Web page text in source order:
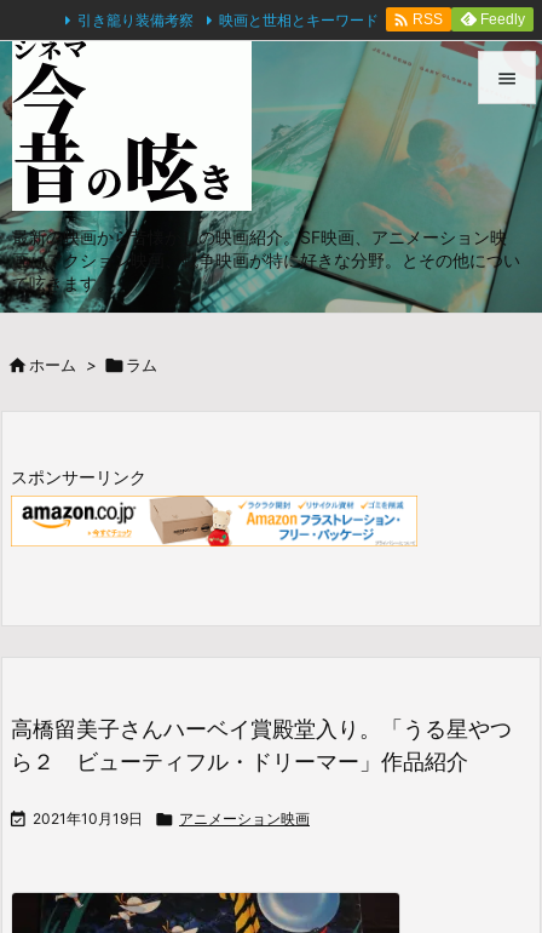
最新の映画から昔懐かしの映画紹介。SF映画、アニメーション映
画、アクション映画、戦争映画が特に好きな分野。とその他につい
て呟きます。

メニュ

サイド

前へ

引き籠り装備考察 映画と世相とキーワード  RSS Feedly
 ホーム > ラム
スポンサーリンク
高橋留美子さんハーベイ賞殿堂入り。「うる星やつ
ら２ ビューティフル・ドリーマー」作品紹介
 2021年10月19日  アニメーション映画